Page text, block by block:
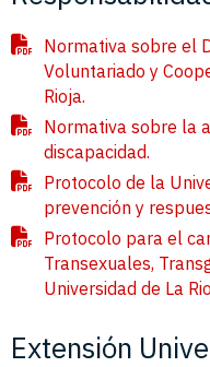
Normativa sobre el
Voluntariado y
Rioja.
Normativa sobre la
discapacidad.
Protocolo de la
prevención y
Protocolo para el
Transexuales,
Universidad de La
Extensión